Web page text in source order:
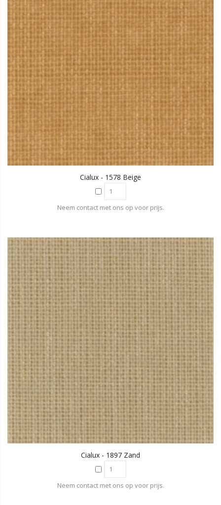
Cialux - 1578 Beige
Neem contact met ons op voor prijs.
Cialux - 1897 Zand
Neem contact met ons op voor prijs.